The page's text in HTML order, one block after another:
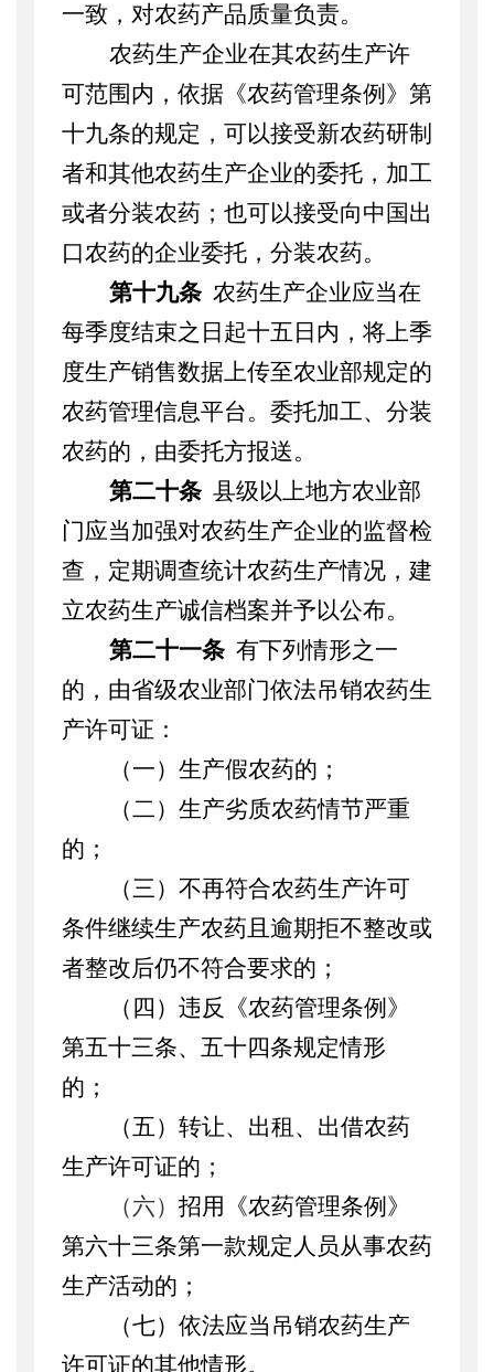
一致，对农药产品质量负责。
农药生产企业在其农药生产许
可范围内，依据《农药管理条例》第
十九条的规定，可以接受新农药研制
者和其他农药生产企业的委托，加工
或者分装农药；也可以接受向中国出
口农药的企业委托，分装农药。
第十九条 农药生产企业应当在
每季度结束之日起十五日内，将上季
度生产销售数据上传至农业部规定的
农药管理信息平台。委托加工、分装
农药的，由委托方报送。
第二十条 县级以上地方农业部
门应当加强对农药生产企业的监督检
查，定期调查统计农药生产情况，建
立农药生产诚信档案并予以公布。
第二十一条 有下列情形之一
的，由省级农业部门依法吊销农药生
产许可证：
（一）生产假农药的；
（二）生产劣质农药情节严重
的；
（三）不再符合农药生产许可
条件继续生产农药且逾期拒不整改或
者整改后仍不符合要求的；
（四）违反《农药管理条例》
第五十三条、五十四条规定情形
的；
（五）转让、出租、出借农药
生产许可证的；
（六） 招用《农药管理条例》
第六十三条第一款规定人员从事农药
生产活动的；
（七）依法应当 吊销农药生产
许可证的其他情形。